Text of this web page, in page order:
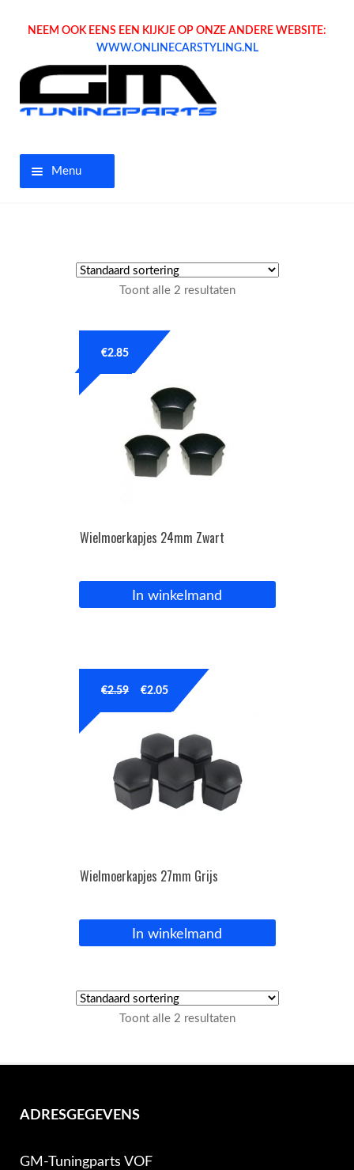
NEEM OOK EENS EEN KIJKJE OP ONZE ANDERE WEBSITE:
WWW.ONLINECARSTYLING.NL
Menu
Tuning parts
OPC Line
Bedrijfswagen parts
Inloggen / Registreren
Toont alle 2 resultaten
Wielmoerkapjes 24mm Zwart
€2.85
In winkelmand
Wielmoerkapjes 27mm Grijs
€2.59 €2.05
In winkelmand
Toont alle 2 resultaten
ADRESGEGEVENS
GM-Tuningparts VOF